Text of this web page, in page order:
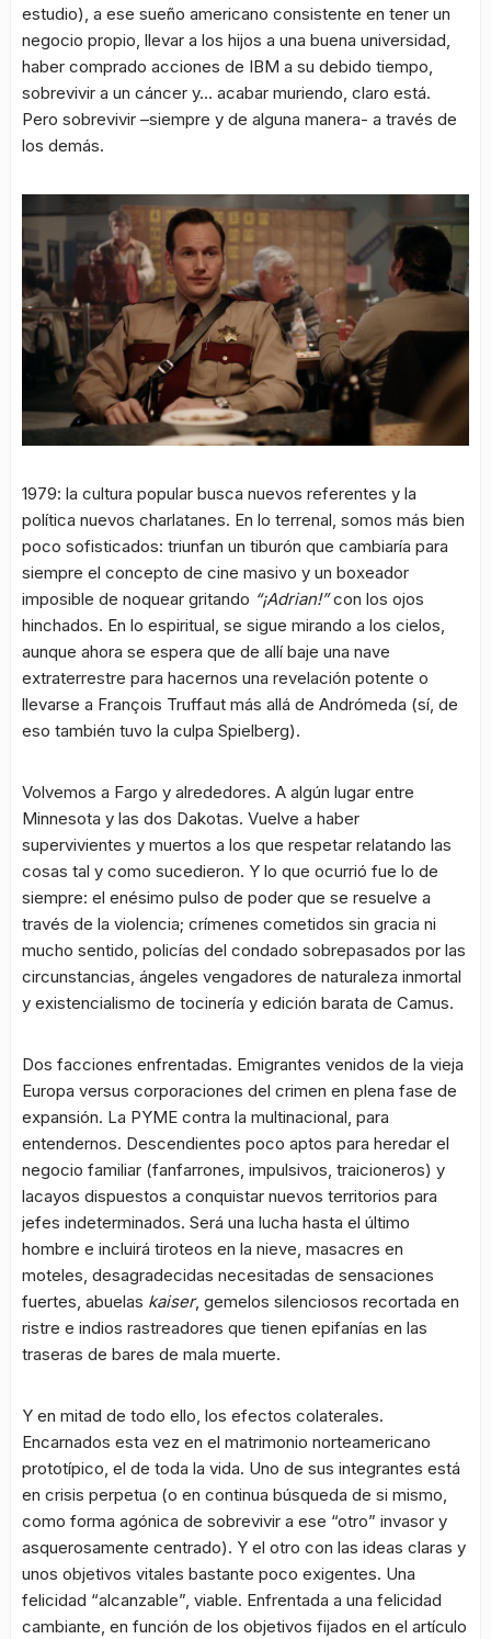
estudio), a ese sueño americano consistente en tener un
negocio propio, llevar a los hijos a una buena universidad,
haber comprado acciones de IBM a su debido tiempo,
sobrevivir a un cáncer y… acabar muriendo, claro está.
Pero sobrevivir –siempre y de alguna manera- a través de
los demás.
1979: la cultura popular busca nuevos referentes y la
política nuevos charlatanes. En lo terrenal, somos más bien
poco sofisticados: triunfan un tiburón que cambiaría para
siempre el concepto de cine masivo y un boxeador
imposible de noquear gritando “¡Adrian!”con los ojos
hinchados. En lo espiritual, se sigue mirando a los cielos,
aunque ahora se espera que de allí baje una nave
extraterrestre para hacernos una revelación potente o
llevarse a François Truffaut más allá de Andrómeda (sí, de
eso también tuvo la culpa Spielberg).
Volvemos a Fargo y alrededores. A algún lugar entre
Minnesota y las dos Dakotas. Vuelve a haber
supervivientes y muertos a los que respetar relatando las
cosas tal y como sucedieron. Y lo que ocurrió fue lo de
siempre: el enésimo pulso de poder que se resuelve a
través de la violencia; crímenes cometidos sin gracia ni
mucho sentido, policías del condado sobrepasados por las
circunstancias, ángeles vengadores de naturaleza inmortal
y existencialismo de tocinería y edición barata de Camus.
Dos facciones enfrentadas. Emigrantes venidos de la vieja
Europa versus corporaciones del crimen en plena fase de
expansión. La PYME contra la multinacional, para
entendernos. Descendientes poco aptos para heredar el
negocio familiar (fanfarrones, impulsivos, traicioneros) y
lacayos dispuestos a conquistar nuevos territorios para
jefes indeterminados. Será una lucha hasta el último
hombre e incluirá tiroteos en la nieve, masacres en
moteles, desagradecidas necesitadas de sensaciones
fuertes, abuelas kaiser, gemelos silenciosos recortada en
ristre e indios rastreadores que tienen epifanías en las
traseras de bares de mala muerte.
Y en mitad de todo ello, los efectos colaterales.
Encarnados esta vez en el matrimonio norteamericano
prototípico, el de toda la vida. Uno de sus integrantes está
en crisis perpetua (o en continua búsqueda de si mismo,
como forma agónica de sobrevivir a ese “otro” invasor y
asquerosamente centrado). Y el otro con las ideas claras y
unos objetivos vitales bastante poco exigentes. Una
felicidad “alcanzable”, viable. Enfrentada a una felicidad
cambiante, en función de los objetivos fijados en el artículo